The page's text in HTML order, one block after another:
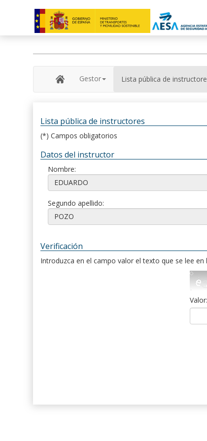
Gestor Lista pública de
Lista pública de instructores
(*) Campos obligatorios
Datos del instructor
Nombre:
Segundo apellido:
Verificación
Introduzca en el campo valor el texto que se lee en